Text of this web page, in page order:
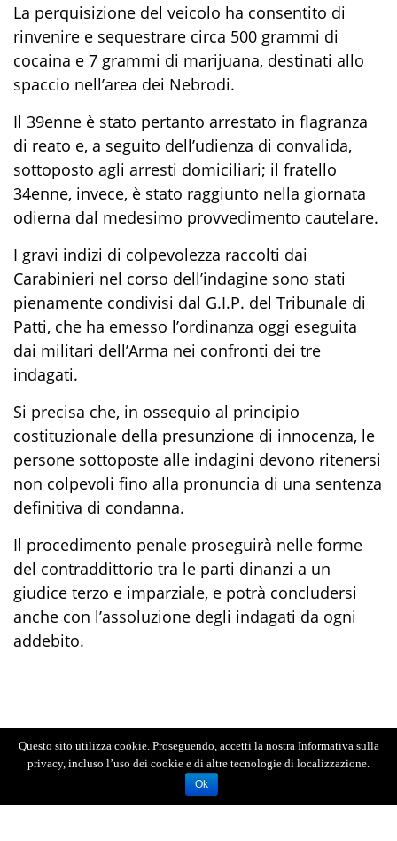
La perquisizione del veicolo ha consentito di
rinvenire e sequestrare circa 500 grammi di
cocaina e 7 grammi di marijuana, destinati allo
spaccio nell’area dei Nebrodi.
Il 39enne è stato pertanto arrestato in flagranza
di reato e, a seguito dell’udienza di convalida,
sottoposto agli arresti domiciliari; il fratello
34enne, invece, è stato raggiunto nella giornata
odierna dal medesimo provvedimento cautelare.
I gravi indizi di colpevolezza raccolti dai
Carabinieri nel corso dell’indagine sono stati
pienamente condivisi dal G.I.P. del Tribunale di
Patti, che ha emesso l’ordinanza oggi eseguita
dai militari dell’Arma nei confronti dei tre
indagati.
Si precisa che, in ossequio al principio
costituzionale della presunzione di innocenza, le
persone sottoposte alle indagini devono ritenersi
non colpevoli fino alla pronuncia di una sentenza
definitiva di condanna.
Il procedimento penale proseguirà nelle forme
del contraddittorio tra le parti dinanzi a un
giudice terzo e imparziale, e potrà concludersi
anche con l’assoluzione degli indagati da ogni
addebito.
Questo sito utilizza cookie. Proseguendo, accetti la nostra Informativa sulla
privacy, incluso l’uso dei cookie e di altre tecnologie di localizzazione.
Ok